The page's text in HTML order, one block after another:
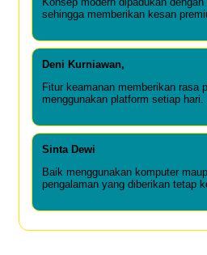
sehingga memberikan kesan
Deni Kurniawan,
Fitur keamanan memberikan rasa
menggunakan platform setiap hari.
Sinta Dewi
Baik menggunakan komputer
pengalaman yang diberikan tetap